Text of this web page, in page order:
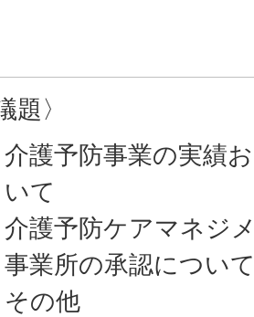
題〉
介護予防事業の実績
いて
介護予防ケアマネジ
事業所の承認につい
その他